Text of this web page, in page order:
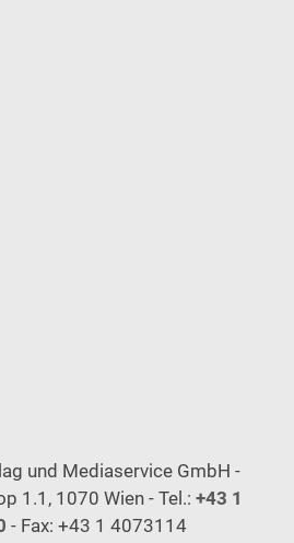
und Mediaservice GmbH -
1.1, 1070 Wien - Tel.: +43 1
- Fax: +43 1 4073114